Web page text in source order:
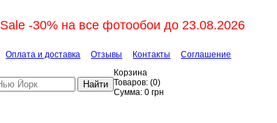
Sale -30% на все фотообои до 23.08.2026
Оплата и доставка Отзывы Контакты Соглашение
Найти
Корзина
Товаров: (0)
Сумма: 0 грн